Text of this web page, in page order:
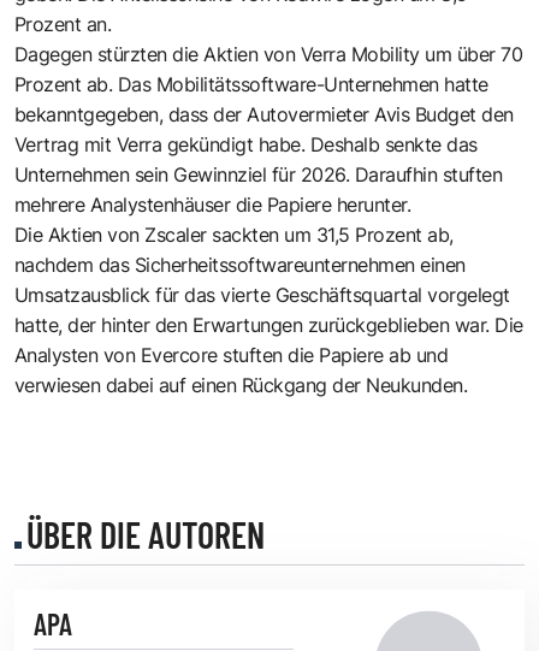
Prozent an.
Dagegen stürzten die Aktien von Verra Mobility um über 70
Prozent ab. Das Mobilitätssoftware-Unternehmen hatte
bekanntgegeben, dass der Autovermieter Avis Budget den
Vertrag mit Verra gekündigt habe. Deshalb senkte das
Unternehmen sein Gewinnziel für 2026. Daraufhin stuften
mehrere Analystenhäuser die Papiere herunter.
Die Aktien von Zscaler sackten um 31,5 Prozent ab,
nachdem das Sicherheitssoftwareunternehmen einen
Umsatzausblick für das vierte Geschäftsquartal vorgelegt
hatte, der hinter den Erwartungen zurückgeblieben war. Die
Analysten von Evercore stuften die Papiere ab und
verwiesen dabei auf einen Rückgang der Neukunden.
ÜBER DIE AUTOREN
APA